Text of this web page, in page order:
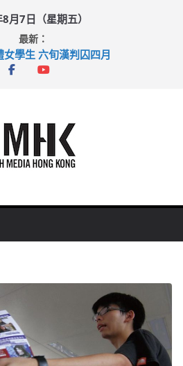
月7日（星期五）
最新：
女學生 六旬漢判囚四月
戶申報表 倉管員准保釋候訊